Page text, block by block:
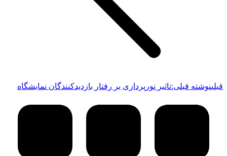
قبلینوشته قبلی:تاثیر نورپردازی بر رفتار بازدیدکنندگان نمایشگاه